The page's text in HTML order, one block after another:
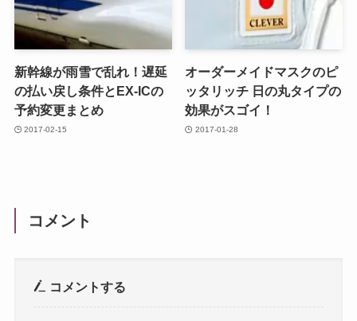
新幹線が雨雪で乱れ！遅延
の払い戻し条件とEX-ICの
予約変更まとめ
2017-02-15
オーダーメイドマスクのピ
ッタリッチ 日の丸タイプの
効果がスゴイ！
2017-01-28
コメント
コメントする